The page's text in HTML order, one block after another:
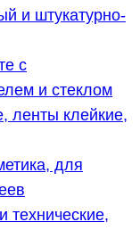
и штукатурно-
с
и стеклом
ленты клейкие,
для
технические,